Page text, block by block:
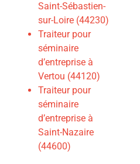
Saint-Sébastien-
sur-Loire (44230)
Traiteur pour
séminaire
d’entreprise à
Vertou (44120)
Traiteur pour
séminaire
d’entreprise à
Saint-Nazaire
(44600)